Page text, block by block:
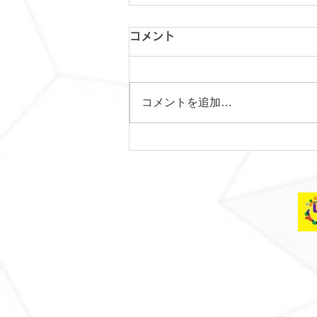
土曜日レッスンスター
コメント
コメントを追加…